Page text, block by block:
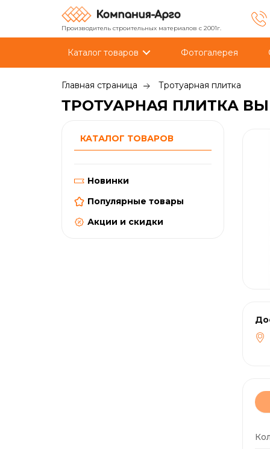
Производитель строительных материалов с 2001г.
Каталог товаров Фотогалерея
Главная страница Тротуарная плитка
ТРОТУАРНАЯ ПЛИТКА
КАТАЛОГ ТОВАРОВ
Новинки
Популярные товары
Акции и скидки